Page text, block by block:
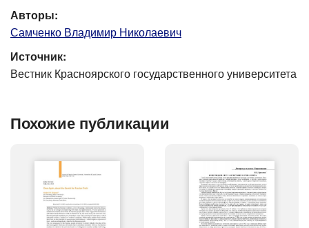
Авторы:
Самченко Владимир Николаевич
Источник:
Вестник Красноярского государственного университета
Похожие публикации